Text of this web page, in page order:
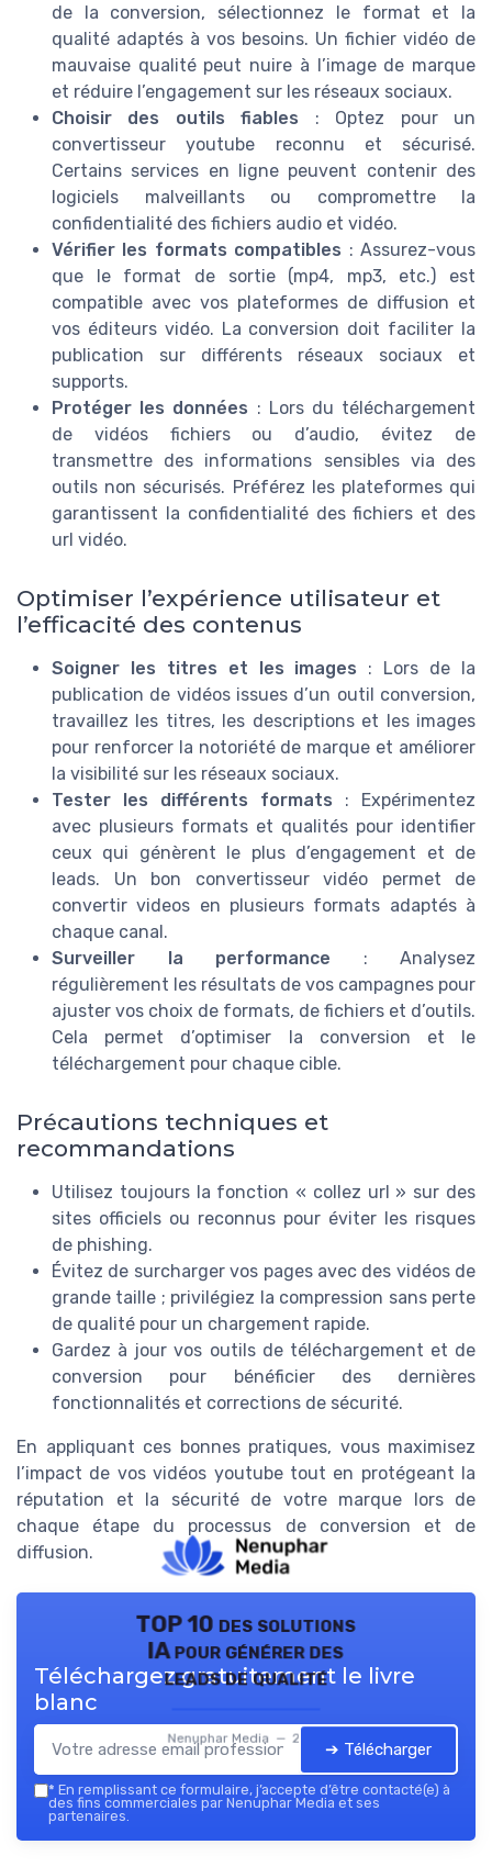
de la conversion, sélectionnez le format et la
qualité adaptés à vos besoins. Un fichier vidéo de
mauvaise qualité peut nuire à l’image de marque
et réduire l’engagement sur les réseaux sociaux.
Choisir des outils fiables : Optez pour un
convertisseur youtube reconnu et sécurisé.
Certains services en ligne peuvent contenir des
logiciels malveillants ou compromettre la
confidentialité des fichiers audio et vidéo.
Vérifier les formats compatibles : Assurez-vous
que le format de sortie (mp4, mp3, etc.) est
compatible avec vos plateformes de diffusion et
vos éditeurs vidéo. La conversion doit faciliter la
publication sur différents réseaux sociaux et
supports.
Protéger les données : Lors du téléchargement
de vidéos fichiers ou d’audio, évitez de
transmettre des informations sensibles via des
outils non sécurisés. Préférez les plateformes qui
garantissent la confidentialité des fichiers et des
url vidéo.
Optimiser l’expérience utilisateur et
l’efficacité des contenus
Soigner les titres et les images : Lors de la
publication de vidéos issues d’un outil conversion,
travaillez les titres, les descriptions et les images
pour renforcer la notoriété de marque et améliorer
la visibilité sur les réseaux sociaux.
Tester les différents formats : Expérimentez
avec plusieurs formats et qualités pour identifier
ceux qui génèrent le plus d’engagement et de
leads. Un bon convertisseur vidéo permet de
convertir videos en plusieurs formats adaptés à
chaque canal.
Surveiller la performance : Analysez
régulièrement les résultats de vos campagnes pour
ajuster vos choix de formats, de fichiers et d’outils.
Cela permet d’optimiser la conversion et le
téléchargement pour chaque cible.
Précautions techniques et
recommandations
Utilisez toujours la fonction « collez url » sur des
sites officiels ou reconnus pour éviter les risques
de phishing.
Évitez de surcharger vos pages avec des vidéos de
grande taille ; privilégiez la compression sans perte
de qualité pour un chargement rapide.
Gardez à jour vos outils de téléchargement et de
conversion pour bénéficier des dernières
fonctionnalités et corrections de sécurité.
En appliquant ces bonnes pratiques, vous maximisez
l’impact de vos vidéos youtube tout en protégeant la
réputation et la sécurité de votre marque lors de
chaque étape du processus de conversion et de
diffusion.
TOP 10 des solutions
IA pour générer des
leads de qualité
Nenuphar Media — 2026
Téléchargez gratuitement le livre
blanc
➔ Télécharger
* En remplissant ce formulaire, j’accepte d’être contacté(e) à
des fins commerciales par Nenuphar Media et ses
partenaires.